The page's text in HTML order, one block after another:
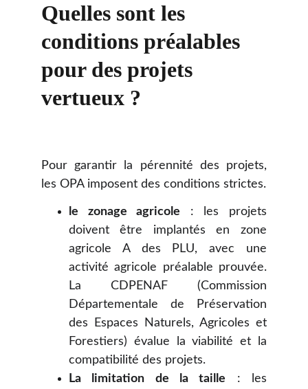
Quelles sont les
conditions préalables
pour des projets
vertueux ?
Pour garantir la pérennité des projets,
les OPA imposent des conditions strictes.
le zonage agricole : les projets
doivent être implantés en zone
agricole A des PLU, avec une
activité agricole préalable prouvée.
La CDPENAF (Commission
Départementale de Préservation
des Espaces Naturels, Agricoles et
Forestiers) évalue la viabilité et la
compatibilité des projets.
La limitation de la taille : les